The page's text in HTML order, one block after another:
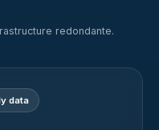
redondante.
data